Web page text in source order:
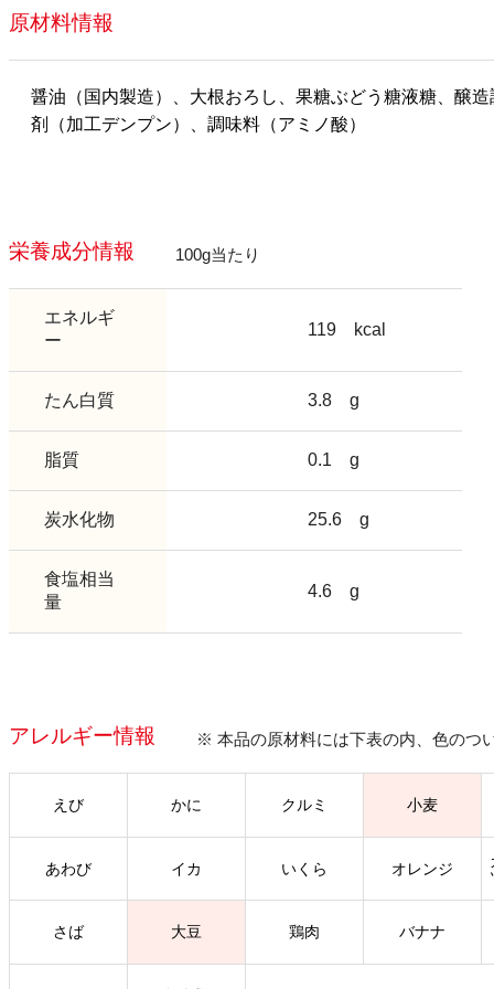
原材料情報
醤油（国内製造）、大根おろし、果糖ぶどう糖液糖、醸
剤（加工デンプン）、調味料（アミノ酸）
栄養成分情報 100g当たり
エネルギ
ー
119 kcal
たん白質 3.8 g
脂質 0.1 g
炭水化物 25.6 g
食塩相当
量
4.6 g
アレルギー情報 ※ 本品の原材料には下表の内、色のつ
えび かに クルミ 小麦
あわび イカ いくら オレンジ
さば 大豆 鶏肉 バナナ